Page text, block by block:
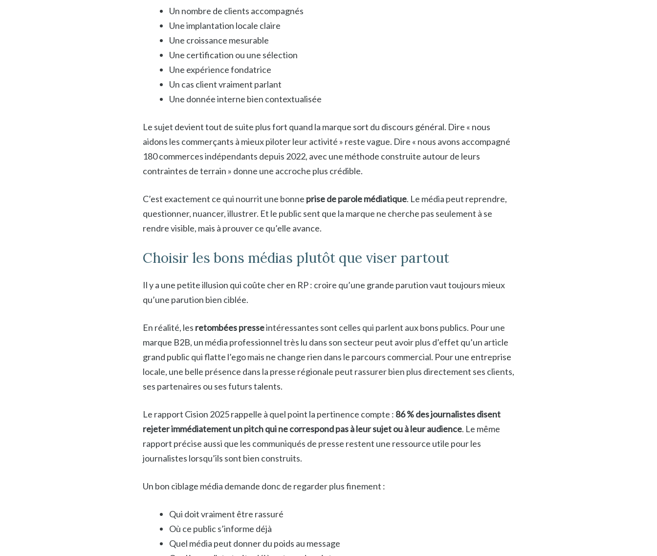
Un nombre de clients accompagnés
Une implantation locale claire
Une croissance mesurable
Une certification ou une sélection
Une expérience fondatrice
Un cas client vraiment parlant
Une donnée interne bien contextualisée
Le sujet devient tout de suite plus fort quand la marque sort du discours général. Dire « nous
aidons les commerçants à mieux piloter leur activité » reste vague. Dire « nous avons accompagné
180 commerces indépendants depuis 2022, avec une méthode construite autour de leurs
contraintes de terrain » donne une accroche plus crédible.
C’est exactement ce qui nourrit une bonne prise de parole médiatique. Le média peut reprendre,
questionner, nuancer, illustrer. Et le public sent que la marque ne cherche pas seulement à se
rendre visible, mais à prouver ce qu’elle avance.
Choisir les bons médias plutôt que viser partout
Il y a une petite illusion qui coûte cher en RP : croire qu’une grande parution vaut toujours mieux
qu’une parution bien ciblée.
En réalité, les retombées presseintéressantes sont celles qui parlent aux bons publics. Pour une
marque B2B, un média professionnel très lu dans son secteur peut avoir plus d’effet qu’un article
grand public qui flatte l’ego mais ne change rien dans le parcours commercial. Pour une entreprise
locale, une belle présence dans la presse régionale peut rassurer bien plus directement ses clients,
ses partenaires ou ses futurs talents.
Le rapport Cision 2025 rappelle à quel point la pertinence compte : 86 % des journalistes disent
rejeter immédiatement un pitch qui ne correspond pas à leur sujet ou à leur audience. Le même
rapport précise aussi que les communiqués de presse restent une ressource utile pour les
journalistes lorsqu’ils sont bien construits.
Un bon ciblage média demande donc de regarder plus finement :
Qui doit vraiment être rassuré
Où ce public s’informe déjà
Quel média peut donner du poids au message